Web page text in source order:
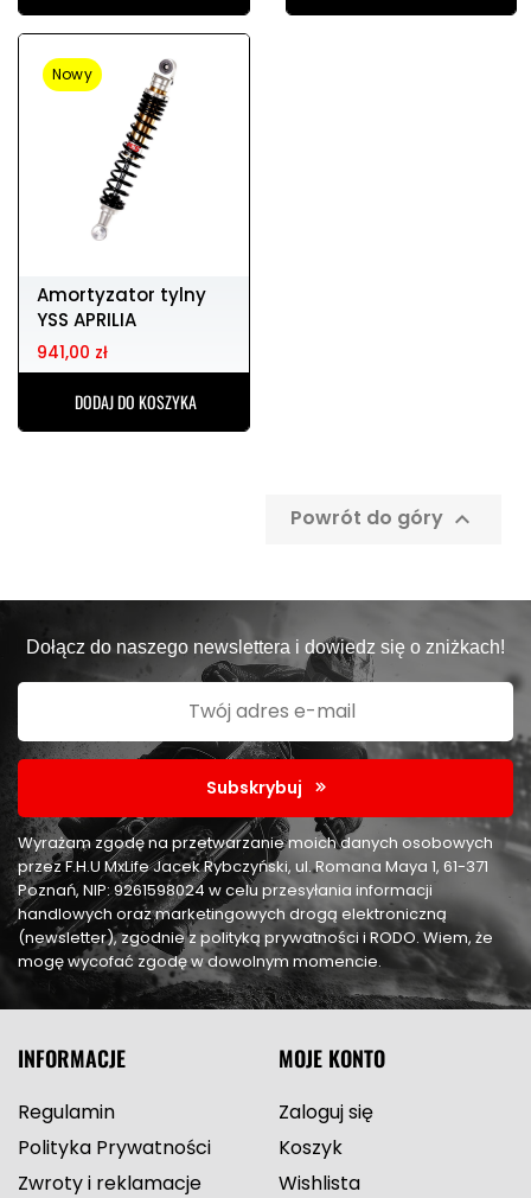
Nowy
Amortyzator tylny
YSS APRILIA
SPORTCITY
941,00 zł
DODAJ DO KOSZYKA
Powrót do góry 
Dołącz do naszego newslettera i dowiedz się o zniżkach!
Subskrybuj
Wyrażam zgodę na przetwarzanie moich danych osobowych
przez F.H.U MxLife Jacek Rybczyński, ul. Romana Maya 1, 61-371
Poznań, NIP: 9261598024 w celu przesyłania informacji
handlowych oraz marketingowych drogą elektroniczną
(newsletter), zgodnie z polityką prywatności i RODO. Wiem, że
mogę wycofać zgodę w dowolnym momencie.
INFORMACJE
Regulamin
Polityka Prywatności
Zwroty i reklamacje
MOJE KONTO
Zaloguj się
Koszyk
Wishlista